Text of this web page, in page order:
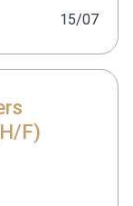
15/07
F)